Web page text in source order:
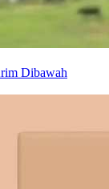
Dibawah